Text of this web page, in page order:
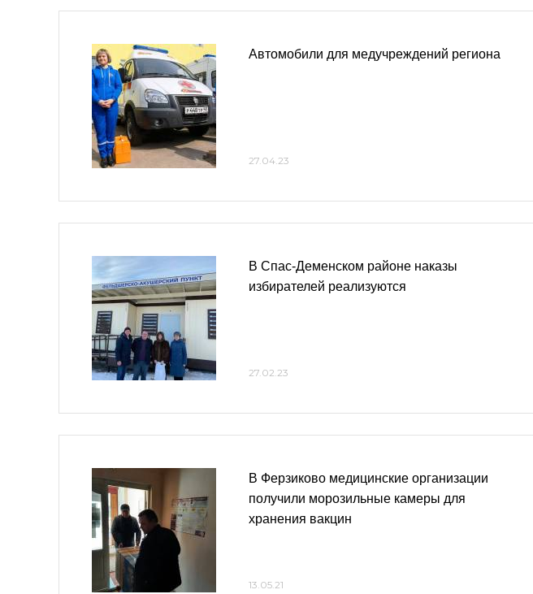
Автомобили для медучреждений региона
27.04.23
В Спас-Деменском районе наказы
избирателей реализуются
27.02.23
В Ферзиково медицинские организации
получили морозильные камеры для
хранения вакцин
13.05.21